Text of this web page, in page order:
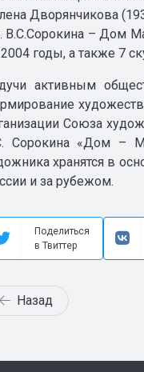
Дворянчикова
В.С.Сорокина – Дом
годы, а также 7
активным
Союза
Сорокина «Дом –
хранятся в
и за рубежом.
Поделиться
в Твиттер
Назад